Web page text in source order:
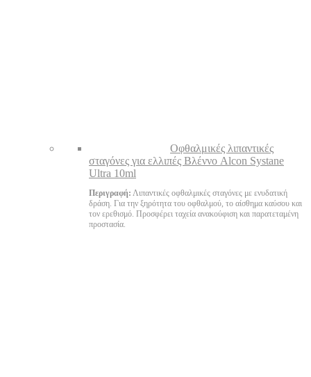
Oφθαλμικές λιπαντικές
σταγόνες για ελλιπές Βλέννο Alcon Systane
Ultra 10ml
Περιγραφή: Λιπαντικές οφθαλμικές σταγόνες με ενυδατική
δράση. Για την ξηρότητα του οφθαλμού, το αίσθημα καύσου και
τον ερεθισμό. Προσφέρει ταχεία ανακούφιση και παρατεταμένη
προστασία.